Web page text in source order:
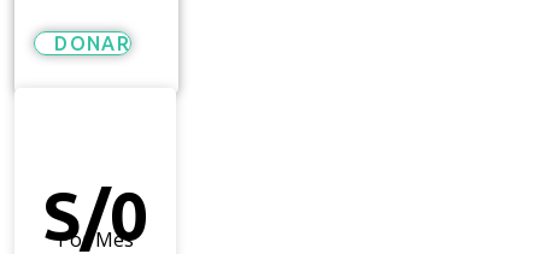
DONAR
Esperanza
S/0
Por Mes